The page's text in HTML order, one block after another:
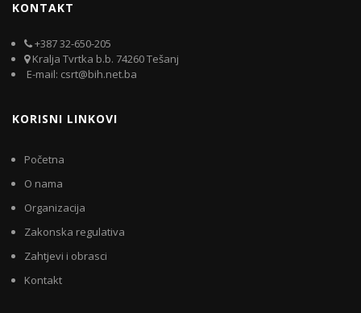
KONTAKT
+387 32-650-205
Kralja Tvrtka b.b. 74260 Tešanj
E-mail: csrt@bih.net.ba
KORISNI LINKOVI
Početna
O nama
Organizacija
Zakonska regulativa
Zahtjevi i obrasci
Kontakt